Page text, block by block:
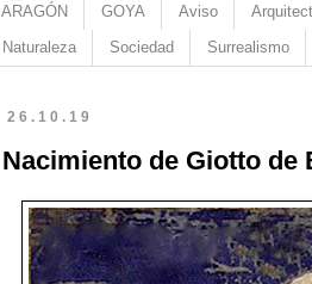
ARAGÓN GOYA Aviso
Naturaleza Sociedad Surrealismo
26.10.19
Nacimiento de Giotto de